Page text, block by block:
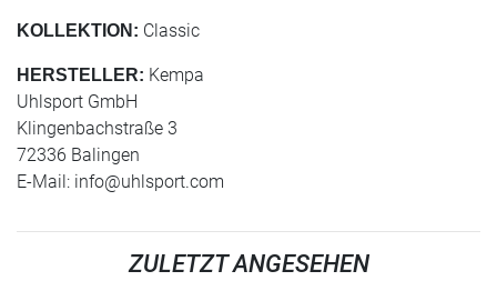
KOLLEKTION: Classic
HERSTELLER: Kempa
Uhlsport GmbH
Klingenbachstraße 3
72336 Balingen
E-Mail: info@uhlsport.com
ZULETZT ANGESEHEN